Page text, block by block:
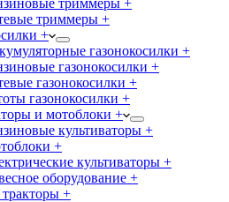
триммеры +
триммеры +
+
газонокосилки +
газонокосилки +
газонокосилки +
газонокосилки +
и мотоблоки +
культиваторы +
+
культиваторы +
оборудование +
+